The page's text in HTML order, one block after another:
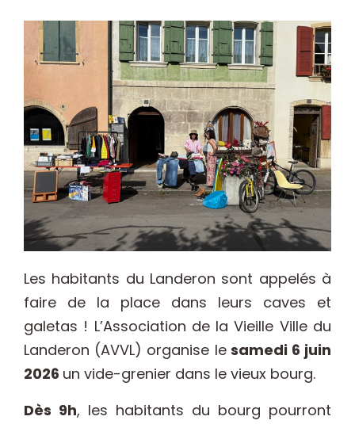
Les habitants du Landeron sont appelés à
faire de la place dans leurs caves et
galetas ! L’Association de la Vieille Ville du
Landeron (AVVL) organise lesamedi 6 juin
2026 un vide-grenier dans le vieux bourg.
Dès 9h, les habitants du bourg pourront